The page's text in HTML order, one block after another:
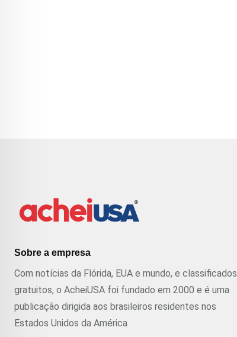
Sobre a empresa
Com notícias da Flórida, EUA e mundo, e classificados
gratuitos, o AcheiUSA foi fundado em 2000 e é uma
publicação dirigida aos brasileiros residentes nos
Estados Unidos da América